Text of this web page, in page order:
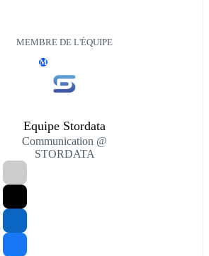
MEMBRE DE L'ÉQUIPE
M
Equipe Stordata
Communication @
STORDATA